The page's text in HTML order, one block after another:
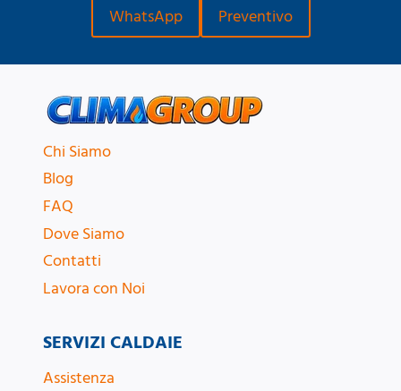
WhatsApp Preventivo
Chi Siamo
Blog
FAQ
Dove Siamo
Contatti
Lavora con Noi
SERVIZI CALDAIE
Assistenza